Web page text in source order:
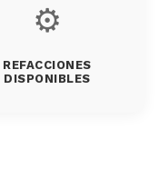
⚙️
REFACCIONES
DISPONIBLES